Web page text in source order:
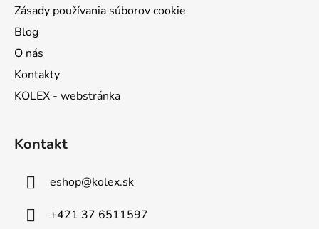
Zásady používania súborov cookie
Blog
O nás
Kontakty
KOLEX - webstránka
Kontakt
eshop@kolex.sk
+421 37 6511597